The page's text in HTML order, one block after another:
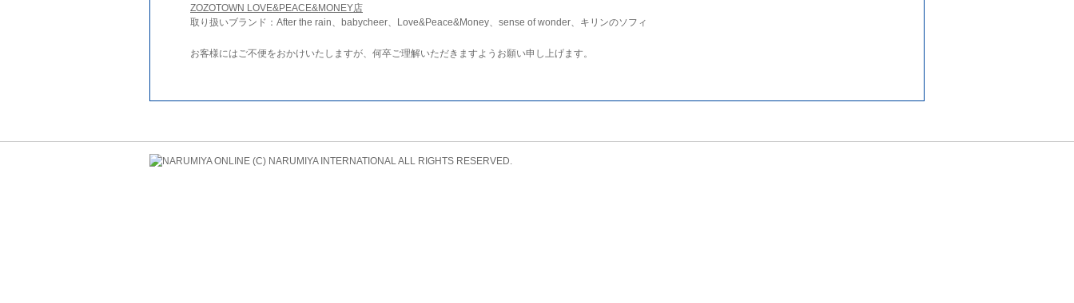
ZOZOTOWN LOVE&PEACE&MONEY店
取り扱いブランド：After the rain、babycheer、Love&Peace&Money、sense of wonder、キリンのソフィ
お客様にはご不便をおかけいたしますが、何卒ご理解いただきますようお願い申し上げます。